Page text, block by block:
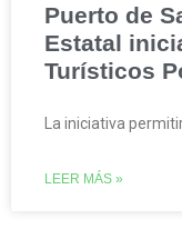
Puerto de
Estatal
Turísticos
La iniciativa
LEER MÁS »